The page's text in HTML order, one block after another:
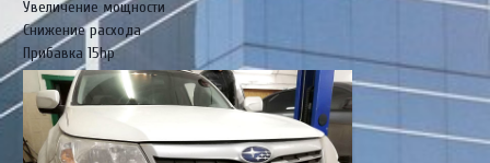
Увеличение мощности
Снижение расхода
Прибавка 15hp